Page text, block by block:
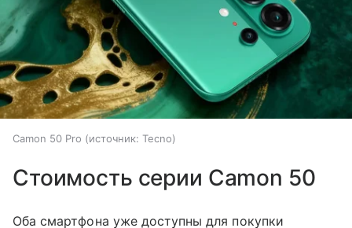
Camon 50 Pro источник: Tecno
Стоимость серии Camon 50
Оба смартфона уже доступны для покупки